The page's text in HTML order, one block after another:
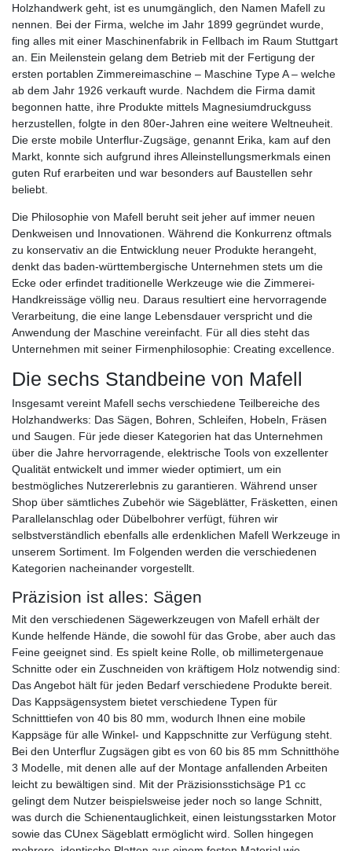
Holzhandwerk geht, ist es unumgänglich, den Namen Mafell zu
nennen. Bei der Firma, welche im Jahr 1899 gegründet wurde,
fing alles mit einer Maschinenfabrik in Fellbach im Raum Stuttgart
an. Ein Meilenstein gelang dem Betrieb mit der Fertigung der
ersten portablen Zimmereimaschine – Maschine Type A – welche
ab dem Jahr 1926 verkauft wurde. Nachdem die Firma damit
begonnen hatte, ihre Produkte mittels Magnesiumdruckguss
herzustellen, folgte in den 80er-Jahren eine weitere Weltneuheit.
Die erste mobile Unterflur-Zugsäge, genannt Erika, kam auf den
Markt, konnte sich aufgrund ihres Alleinstellungsmerkmals einen
guten Ruf erarbeiten und war besonders auf Baustellen sehr
beliebt.
Die Philosophie von Mafell beruht seit jeher auf immer neuen
Denkweisen und Innovationen. Während die Konkurrenz oftmals
zu konservativ an die Entwicklung neuer Produkte herangeht,
denkt das baden-württembergische Unternehmen stets um die
Ecke oder erfindet traditionelle Werkzeuge wie die Zimmerei-
Handkreissäge völlig neu. Daraus resultiert eine hervorragende
Verarbeitung, die eine lange Lebensdauer verspricht und die
Anwendung der Maschine vereinfacht. Für all dies steht das
Unternehmen mit seiner Firmenphilosophie: Creating excellence.
Die sechs Standbeine von Mafell
Insgesamt vereint Mafell sechs verschiedene Teilbereiche des
Holzhandwerks: Das Sägen, Bohren, Schleifen, Hobeln, Fräsen
und Saugen. Für jede dieser Kategorien hat das Unternehmen
über die Jahre hervorragende, elektrische Tools von exzellenter
Qualität entwickelt und immer wieder optimiert, um ein
bestmögliches Nutzererlebnis zu garantieren. Während unser
Shop über sämtliches Zubehör wie Sägeblätter, Fräsketten, einen
Parallelanschlag oder Dübelbohrer verfügt, führen wir
selbstverständlich ebenfalls alle erdenklichen Mafell Werkzeuge in
unserem Sortiment. Im Folgenden werden die verschiedenen
Kategorien nacheinander vorgestellt.
Präzision ist alles: Sägen
Mit den verschiedenen Sägewerkzeugen von Mafell erhält der
Kunde helfende Hände, die sowohl für das Grobe, aber auch das
Feine geeignet sind. Es spielt keine Rolle, ob millimetergenaue
Schnitte oder ein Zuschneiden von kräftigem Holz notwendig sind:
Das Angebot hält für jeden Bedarf verschiedene Produkte bereit.
Das Kappsägensystem bietet verschiedene Typen für
Schnitttiefen von 40 bis 80 mm, wodurch Ihnen eine mobile
Kappsäge für alle Winkel- und Kappschnitte zur Verfügung steht.
Bei den Unterflur Zugsägen gibt es von 60 bis 85 mm Schnitthöhe
3 Modelle, mit denen alle auf der Montage anfallenden Arbeiten
leicht zu bewältigen sind. Mit der Präzisionsstichsäge P1 cc
gelingt dem Nutzer beispielsweise jeder noch so lange Schnitt,
was durch die Schienentauglichkeit, einen leistungsstarken Motor
sowie das CUnex Sägeblatt ermöglicht wird. Sollen hingegen